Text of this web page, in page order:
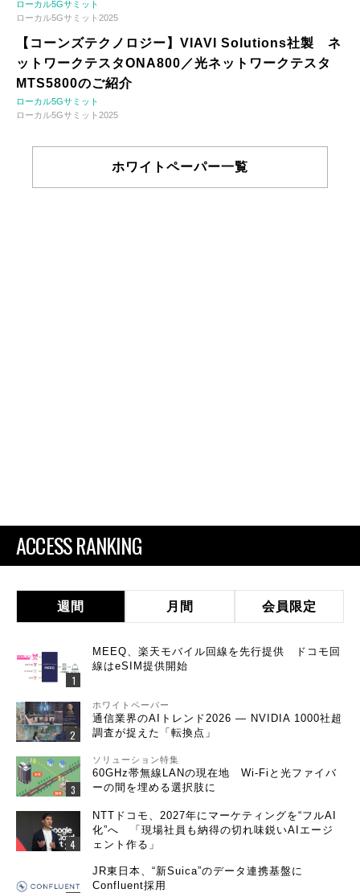
ローカル5Gサミット
ローカル5Gサミット2025
【コーンズテクノロジー】VIAVI Solutions社製 ネ
ットワークテスタONA800／光ネットワークテスタ
MTS5800のご紹介
ローカル5Gサミット
ローカル5Gサミット2025
ホワイトペーパー一覧
ACCESS RANKING
週間 月間 会員限定
MEEQ、楽天モバイル回線を先行提供 ドコモ回
線はeSIM提供開始
ホワイトペーパー
通信業界のAIトレンド2026 ― NVIDIA 1000社超
調査が捉えた「転換点」
ソリューション特集
60GHz帯無線LANの現在地 Wi-Fiと光ファイバ
ーの間を埋める選択肢に
NTTドコモ、2027年にマーケティングを“フルAI
化”へ 「現場社員も納得の切れ味鋭いAIエージ
ェント作る」
JR東日本、“新Suica”のデータ連携基盤に
Confluent採用